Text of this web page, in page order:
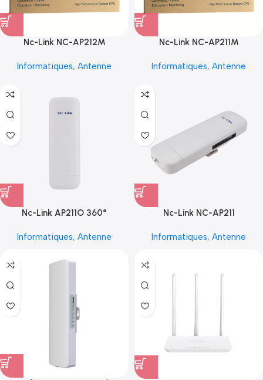
Nc-Link NC-AP212M
Informatiques, Antenne
Nc-Link NC-AP211M
Informatiques, Antenne
Nc-Link AP211O 360°
Informatiques, Antenne
Nc-Link NC-AP211
Informatiques, Antenne